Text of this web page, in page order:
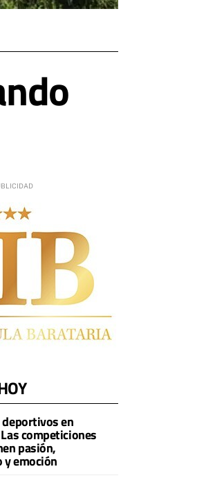
en
competiciones
pasión,
y emoción